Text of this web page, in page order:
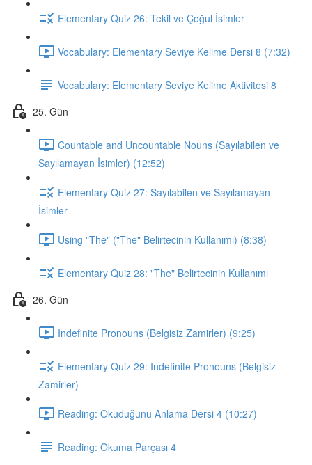
Elementary Quiz 26: Tekil ve Çoğul İsimler
Vocabulary: Elementary Seviye Kelime Dersi 8 (7:32)
Vocabulary: Elementary Seviye Kelime Aktivitesi 8
25. Gün
Countable and Uncountable Nouns (Sayılabilen ve
Sayılamayan İsimler) (12:52)
Elementary Quiz 27: Sayılabilen ve Sayılamayan
İsimler
Using "The" ("The" Belirtecinin Kullanımı) (8:38)
Elementary Quiz 28: "The" Belirtecinin Kullanımı
26. Gün
Indefinite Pronouns (Belgisiz Zamirler) (9:25)
Elementary Quiz 29: Indefinite Pronouns (Belgisiz
Zamirler)
Reading: Okuduğunu Anlama Dersi 4 (10:27)
Reading: Okuma Parçası 4